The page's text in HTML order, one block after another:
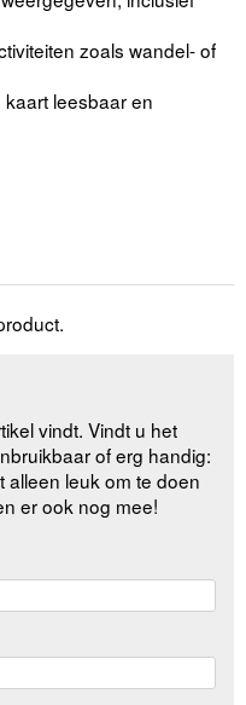
zoals wandel- of
leesbaar en
vindt. Vindt u het
of erg handig:
alleen leuk om te doen
er ook nog mee!